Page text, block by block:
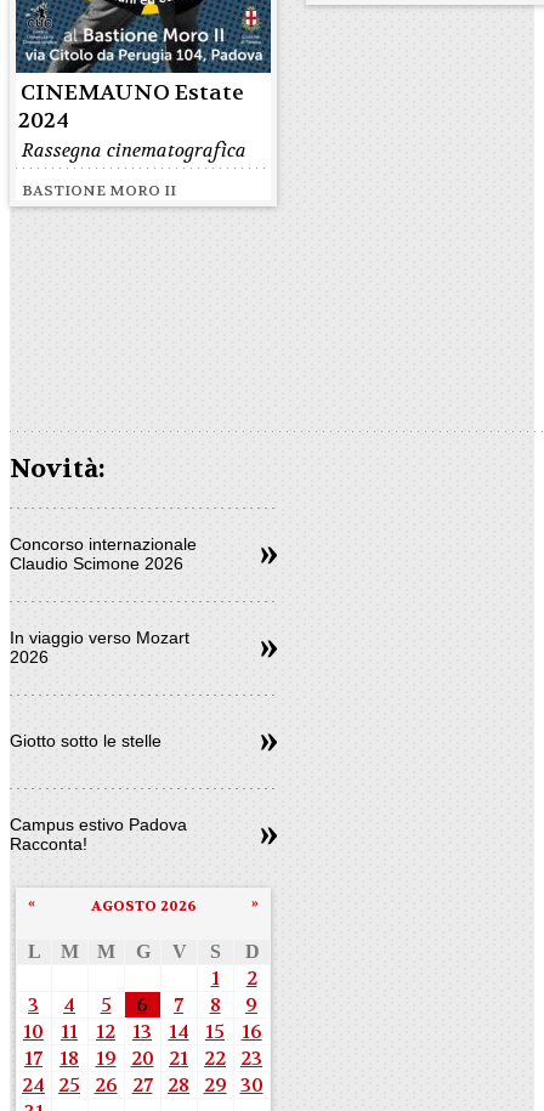
CINEMAUNO Estate
2024
Rassegna cinematografica
BASTIONE MORO II
Novità:
Concorso internazionale
Claudio Scimone 2026
In viaggio verso Mozart
2026
Giotto sotto le stelle
Campus estivo Padova
Racconta!
AGOSTO 2026
« »
L M M G V S D
1
2
3
4 5 6 7 8
9
10
11 12 13 14 15
16
17
18 19 20 21 22
23
24
25 26 27 28 29 30